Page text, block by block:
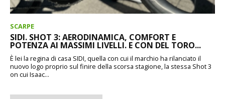
SCARPE
SIDI. SHOT 3: AERODINAMICA, COMFORT E
POTENZA AI MASSIMI LIVELLI. E CON DEL TORO...
È lei la regina di casa SIDI, quella con cui il marchio ha rilanciato il
nuovo logo proprio sul finire della scorsa stagione, la stessa Shot 3
on cui Isaac...